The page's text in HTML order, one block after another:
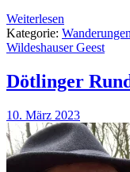
Weiterlesen
Kategorie:
Wildeshauser Geest
Dötlinger
10. März 2023